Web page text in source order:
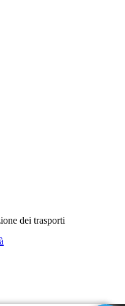
dei trasporti